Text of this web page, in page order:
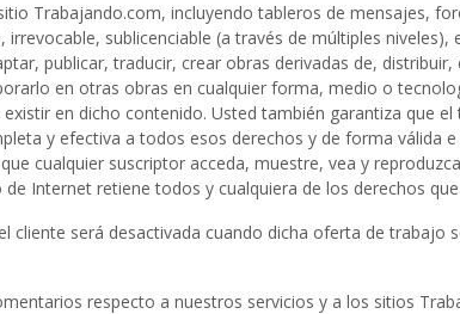
Trabajando.com, incluyendo tableros de mensajes,
sublicenciable (a través de múltiples niveles),
publicar, traducir, crear obras derivadas de,
en otras obras en cualquier forma, medio o
en dicho contenido. Usted también garantiza que
y efectiva a todos esos derechos y de forma válida
cualquier suscriptor acceda, muestre, vea y
Internet retiene todos y cualquiera de los derechos
será desactivada cuando dicha oferta de trabajo
respecto a nuestros servicios y a los sitios